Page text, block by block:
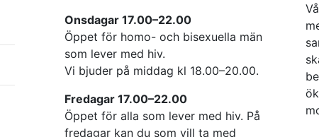
Onsdagar 17.00–22.00
Öppet för homo- och bisexuella män
som lever med hiv.
Vi bjuder på middag kl 18.00–20.00.
Fredagar 17.00–22.00
Öppet för alla som lever med hiv. På
fredagar kan du som vill ta med